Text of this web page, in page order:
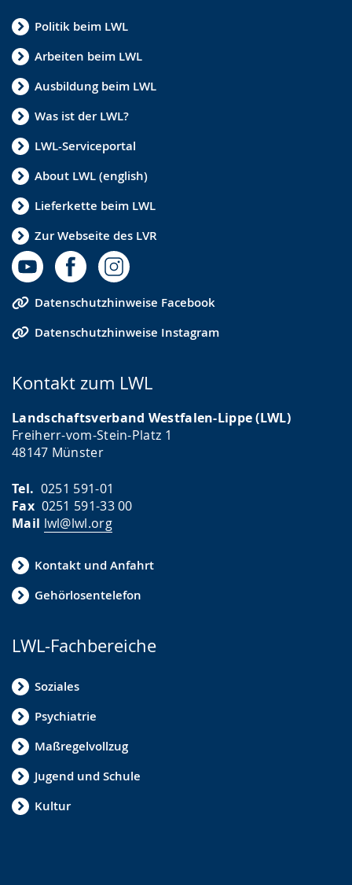
Politik beim LWL
Arbeiten beim LWL
Ausbildung beim LWL
Was ist der LWL?
LWL-Serviceportal
About LWL (english)
Lieferkette beim LWL
Zur Webseite des LVR
Datenschutzhinweise Facebook
Datenschutzhinweise Instagram
Kontakt zum LWL
Landschaftsverband Westfalen-Lippe (LWL)
Freiherr-vom-Stein-Platz 1
48147 Münster
Tel. 0251 591-01
Fax0251 591-33 00
Mail lwl@lwl.org
Kontakt und Anfahrt
Gehörlosentelefon
LWL-Fachbereiche
Soziales
Psychiatrie
Maßregelvollzug
Jugend und Schule
Kultur